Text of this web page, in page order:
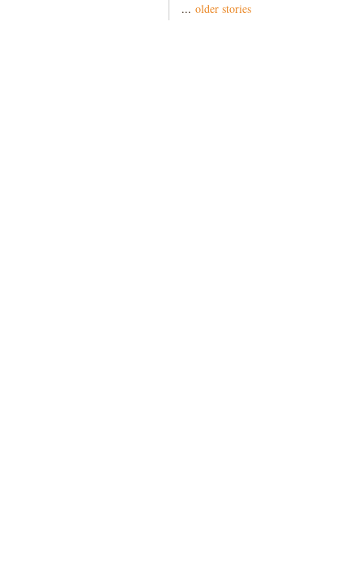
... older stories